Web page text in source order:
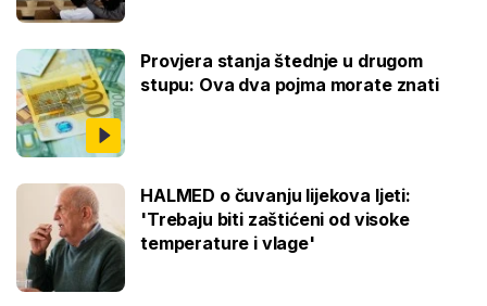
Provjera stanja štednje u drugom
stupu: Ova dva pojma morate znati
HALMED o čuvanju lijekova ljeti:
'Trebaju biti zaštićeni od visoke
temperature i vlage'